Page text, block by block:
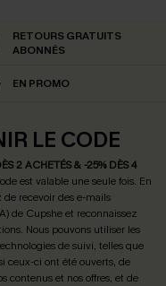
RETOURS GRATUITS
ABONNÉS
EN PROMO
LE CODE
2 ACHETÉS & -25% DÈS 4
est valable une seule fois. En
recevoir des e-mails
de Cupshe et reconnaissez
. Nous pouvons utiliser les
de suivi, telles que
ceux-ci ont été ouverts, de
contenus et nos offres, et de